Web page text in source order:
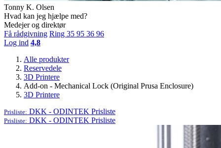
Tonny K. Olsen
Hvad kan jeg hjælpe med?
Medejer og direktør
Få rådgivning Ring 35 95 36 96
Log ind 4,8
Alle produkter
Reservedele
3D Printere
Add-on - Mechanical Lock (Original Prusa Enclosure)
3D Printere
Prisliste: DKK - ODINTEK Prisliste
Prisliste: DKK - ODINTEK Prisliste